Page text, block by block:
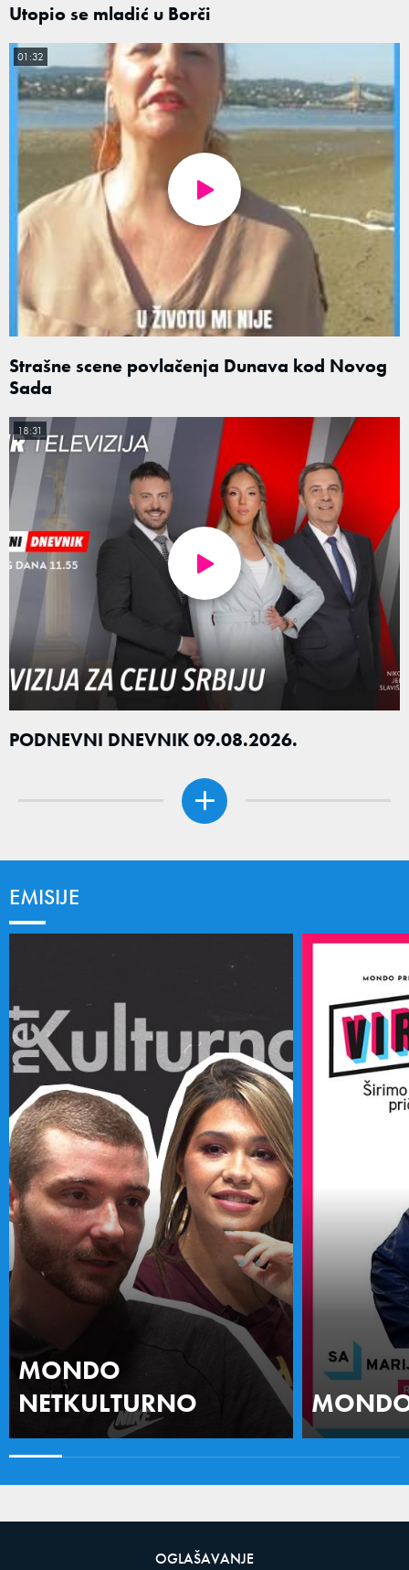
Utopio se mladić u Borči
Strašne scene povlačenja Dunava kod Novog
Sada
01:32
PODNEVNI DNEVNIK 09.08.2026.
18:31
EMISIJE
MONDO
NETKULTURNO
OGLAŠAVANJE